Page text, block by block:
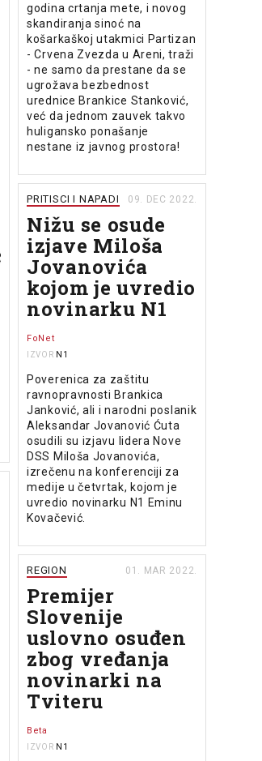
godina crtanja mete, i novog
skandiranja sinoć na
košarkaškoj utakmici Partizan
- Crvena Zvezda u Areni, traži
- ne samo da prestane da se
ugrožava bezbednost
urednice Brankice Stanković,
već da jednom zauvek takvo
huligansko ponašanje
nestane iz javnog prostora!
PRITISCI I NAPADI 09. DEC 2022.
Nižu se osude
izjave Miloša
Jovanovića
kojom je uvredio
novinarku N1
FoNet
IZVOR N1
Poverenica za zaštitu
ravnopravnosti Brankica
Janković, ali i narodni poslanik
Aleksandar Jovanović Ćuta
osudili su izjavu lidera Nove
DSS Miloša Jovanovića,
izrečenu na konferenciji za
medije u četvrtak, kojom je
uvredio novinarku N1 Eminu
Kovačević.
REGION 01. MAR 2022.
Premijer
Slovenije
uslovno osuđen
zbog vređanja
novinarki na
Tviteru
Beta
IZVOR N1